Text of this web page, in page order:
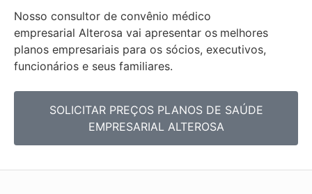
Nosso consultor de convênio médico
empresarial Alterosa vai apresentar os melhores
planos empresariais para os sócios, executivos,
funcionários e seus familiares.
SOLICITAR PREÇOS PLANOS DE SAÚDE
EMPRESARIAL ALTEROSA